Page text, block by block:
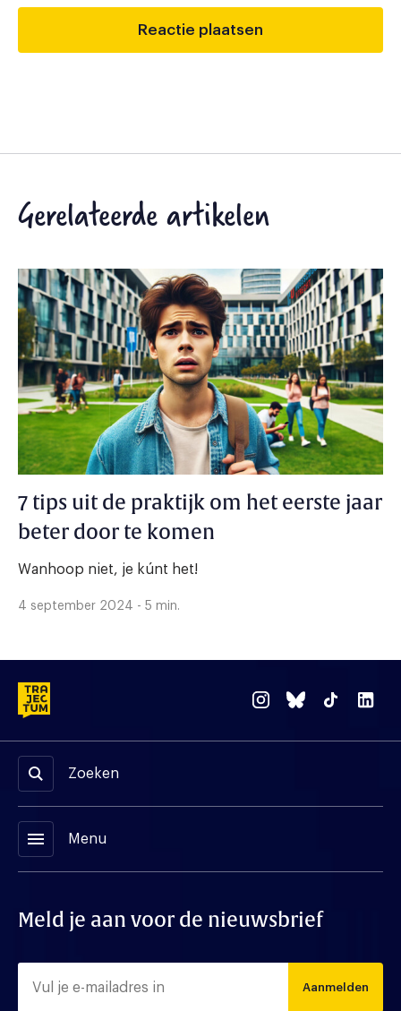
Gerelateerde artikelen
7 tips uit de praktijk om het eerste jaar
beter door te komen
Wanhoop niet, je kúnt het!
4 september 2024 - 5 min.
Zoeken
menu Menu
Meld je aan voor de nieuwsbrief
Aanmelden